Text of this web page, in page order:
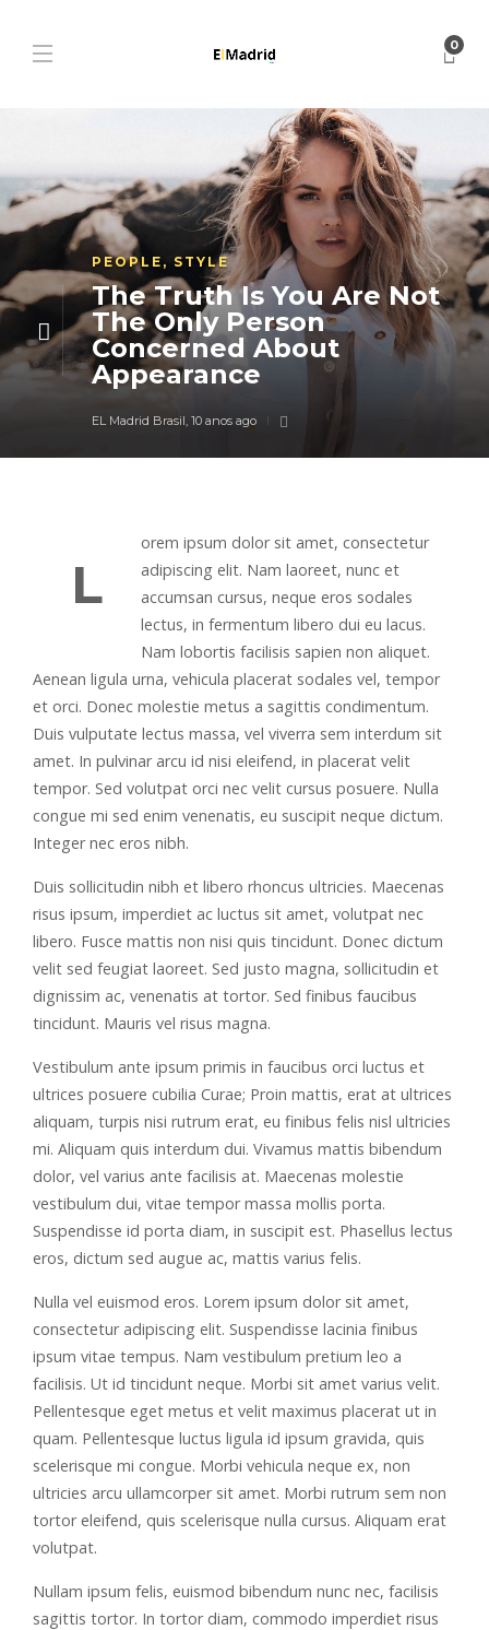
0
PEOPLE , STYLE
The Truth Is You Are Not
The Only Person
Concerned About
Appearance
EL Madrid Brasil, 10 anos ago
L
orem ipsum dolor sit amet, consectetur
adipiscing elit. Nam laoreet, nunc et
accumsan cursus, neque eros sodales
lectus, in fermentum libero dui eu lacus.
Nam lobortis facilisis sapien non aliquet.
Aenean ligula urna, vehicula placerat sodales vel, tempor
et orci. Donec molestie metus a sagittis condimentum.
Duis vulputate lectus massa, vel viverra sem interdum sit
amet. In pulvinar arcu id nisi eleifend, in placerat velit
tempor. Sed volutpat orci nec velit cursus posuere. Nulla
congue mi sed enim venenatis, eu suscipit neque dictum.
Integer nec eros nibh.
Duis sollicitudin nibh et libero rhoncus ultricies. Maecenas
risus ipsum, imperdiet ac luctus sit amet, volutpat nec
libero. Fusce mattis non nisi quis tincidunt. Donec dictum
velit sed feugiat laoreet. Sed justo magna, sollicitudin et
dignissim ac, venenatis at tortor. Sed finibus faucibus
tincidunt. Mauris vel risus magna.
Vestibulum ante ipsum primis in faucibus orci luctus et
ultrices posuere cubilia Curae; Proin mattis, erat at ultrices
aliquam, turpis nisi rutrum erat, eu finibus felis nisl ultricies
mi. Aliquam quis interdum dui. Vivamus mattis bibendum
dolor, vel varius ante facilisis at. Maecenas molestie
vestibulum dui, vitae tempor massa mollis porta.
Suspendisse id porta diam, in suscipit est. Phasellus lectus
eros, dictum sed augue ac, mattis varius felis.
Nulla vel euismod eros. Lorem ipsum dolor sit amet,
consectetur adipiscing elit. Suspendisse lacinia finibus
ipsum vitae tempus. Nam vestibulum pretium leo a
facilisis. Ut id tincidunt neque. Morbi sit amet varius velit.
Pellentesque eget metus et velit maximus placerat ut in
quam. Pellentesque luctus ligula id ipsum gravida, quis
scelerisque mi congue. Morbi vehicula neque ex, non
ultricies arcu ullamcorper sit amet. Morbi rutrum sem non
tortor eleifend, quis scelerisque nulla cursus. Aliquam erat
volutpat.
Nullam ipsum felis, euismod bibendum nunc nec, facilisis
sagittis tortor. In tortor diam, commodo imperdiet risus